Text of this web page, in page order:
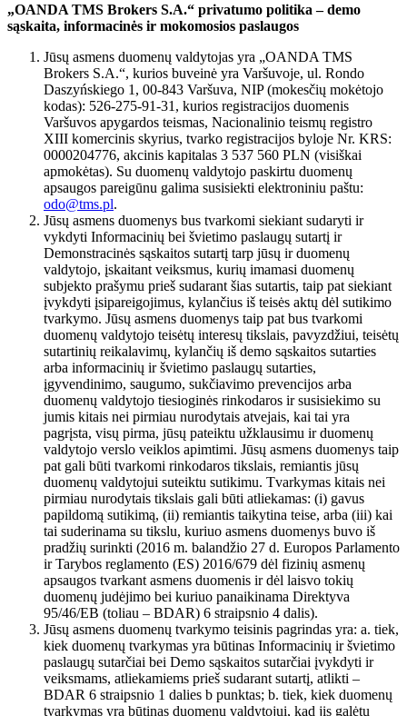
„OANDA TMS Brokers S.A.“ privatumo politika – demo
sąskaita, informacinės ir mokomosios paslaugos
Jūsų asmens duomenų valdytojas yra „OANDA TMS
Brokers S.A.“, kurios buveinė yra Varšuvoje, ul. Rondo
Daszyńskiego 1, 00-843 Varšuva, NIP (mokesčių mokėtojo
kodas): 526-275-91-31, kurios registracijos duomenis
Varšuvos apygardos teismas, Nacionalinio teismų registro
XIII komercinis skyrius, tvarko registracijos byloje Nr. KRS:
0000204776, akcinis kapitalas 3 537 560 PLN (visiškai
apmokėtas). Su duomenų valdytojo paskirtu duomenų
apsaugos pareigūnu galima susisiekti elektroniniu paštu:
odo@tms.pl.
Jūsų asmens duomenys bus tvarkomi siekiant sudaryti ir
vykdyti Informacinių bei švietimo paslaugų sutartį ir
Demonstracinės sąskaitos sutartį tarp jūsų ir duomenų
valdytojo, įskaitant veiksmus, kurių imamasi duomenų
subjekto prašymu prieš sudarant šias sutartis, taip pat siekiant
įvykdyti įsipareigojimus, kylančius iš teisės aktų dėl sutikimo
tvarkymo. Jūsų asmens duomenys taip pat bus tvarkomi
duomenų valdytojo teisėtų interesų tikslais, pavyzdžiui, teisėtų
sutartinių reikalavimų, kylančių iš demo sąskaitos sutarties
arba informacinių ir švietimo paslaugų sutarties,
įgyvendinimo, saugumo, sukčiavimo prevencijos arba
duomenų valdytojo tiesioginės rinkodaros ir susisiekimo su
jumis kitais nei pirmiau nurodytais atvejais, kai tai yra
pagrįsta, visų pirma, jūsų pateiktu užklausimu ir duomenų
valdytojo verslo veiklos apimtimi. Jūsų asmens duomenys taip
pat gali būti tvarkomi rinkodaros tikslais, remiantis jūsų
duomenų valdytojui suteiktu sutikimu. Tvarkymas kitais nei
pirmiau nurodytais tikslais gali būti atliekamas: (i) gavus
papildomą sutikimą, (ii) remiantis taikytina teise, arba (iii) kai
tai suderinama su tikslu, kuriuo asmens duomenys buvo iš
pradžių surinkti (2016 m. balandžio 27 d. Europos Parlamento
ir Tarybos reglamento (ES) 2016/679 dėl fizinių asmenų
apsaugos tvarkant asmens duomenis ir dėl laisvo tokių
duomenų judėjimo bei kuriuo panaikinama Direktyva
95/46/EB (toliau – BDAR) 6 straipsnio 4 dalis).
Jūsų asmens duomenų tvarkymo teisinis pagrindas yra: a. tiek,
kiek duomenų tvarkymas yra būtinas Informacinių ir švietimo
paslaugų sutarčiai bei Demo sąskaitos sutarčiai įvykdyti ir
veiksmams, atliekamiems prieš sudarant sutartį, atlikti –
BDAR 6 straipsnio 1 dalies b punktas; b. tiek, kiek duomenų
tvarkymas yra būtinas duomenų valdytojui, kad jis galėtų